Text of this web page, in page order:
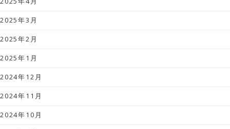
2025年3月
2025年2月
2025年1月
2024年12月
2024年11月
2024年10月